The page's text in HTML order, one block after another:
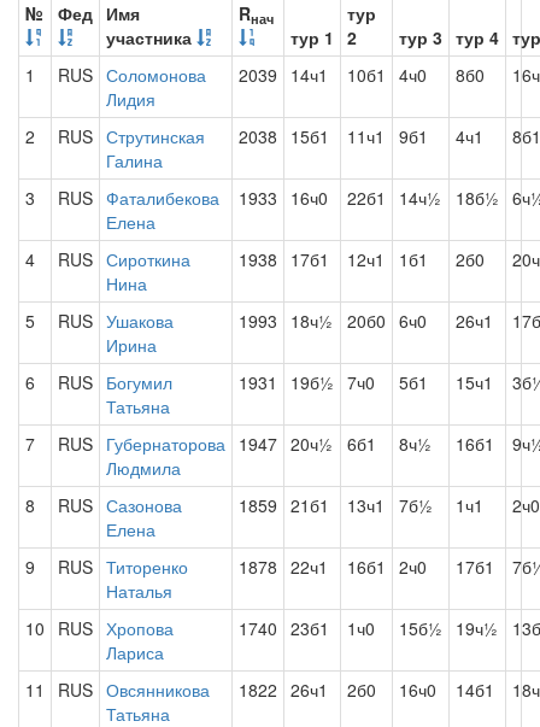
№ Фед Имя
участника
Rнач
тур 1
тур
2
тур 3 тур 4
1
RUS Соломонова
Лидия
2039 14ч1 10б1 4ч0 8б0
2 RUS Струтинская
Галина
2038 15б1 11ч1 9б1 4ч1 8б1
3 RUS Фаталибекова
Елена
1933 16ч0 22б1 14ч½ 18б½
4 RUS Сироткина
Нина
1938 17б1 12ч1 1б1 2б0
5 RUS Ушакова
Ирина
1993 18ч½ 20б0 6ч0 26ч1
6 RUS Богумил
Татьяна
1931 19б½ 7ч0 5б1 15ч1
7 RUS Губернаторова
Людмила
1947 20ч½ 6б1 8ч½ 16б1
8 RUS Сазонова
Елена
1859 21б1 13ч1 7б½ 1ч1 2ч0
9 RUS Титоренко
Наталья
1878 22ч1 16б1 2ч0 17б1
10 RUS Хропова
Лариса
1740 23б1 1ч0 15б½ 19ч½
11 RUS Овсянникова
Татьяна
1822 26ч1 2б0 16ч0 14б1